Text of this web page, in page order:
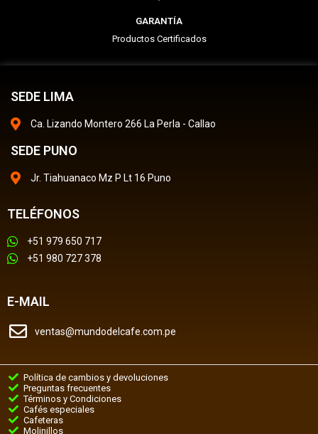
GARANTÍA
Productos Certificados
SEDE LIMA
Ca. Lizando Montero 266 La Perla - Callao
SEDE PUNO
Jr. Tiahuanaco Mz P Lt 16 Puno
TELÉFONOS
+51 979 650 717
+51 980 727 378
E-MAIL
ventas@mundodelcafe.com.pe
Política de cambios y devoluciones
Preguntas frecuentes
Términos y Condiciones
Cafés especiales
Cafeteras
Molinillos